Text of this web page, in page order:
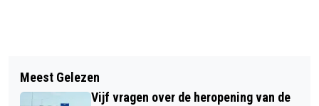
NATUURLIJKE ZAKEN | AFLEVERING
11: TOVERACHTIGE ZAKEN
VEILIG NAAR DE OVERKANT
Meest Gelezen
Vijf vragen over de heropening van de